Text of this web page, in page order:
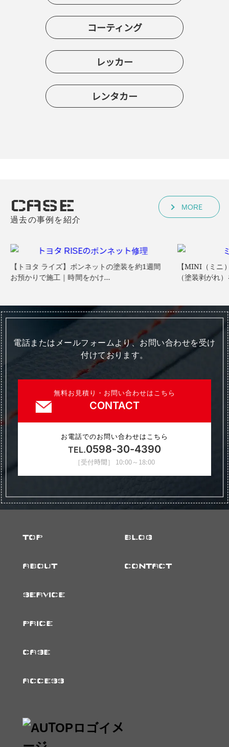
コーティング
レッカー
レンタカー
CASE
過去の事例を紹介
MORE
【トヨタ ライズ】ボンネットの塗装を約1週間
お預かりで施工｜時間をかけ…
【MINI（ミニ
（塗装剥がれ
電話またはメールフォームより、お問い合わせを受け
付けております。
無料お見積り・お問い合わせはこちら
CONTACT
お電話でのお問い合わせはこちら
TEL.0598-30-4390
［受付時間］ 10:00～18:00
TOP
ABOUT
SERVICE
PRICE
CASE
ACCESS
BLOG
CONTACT